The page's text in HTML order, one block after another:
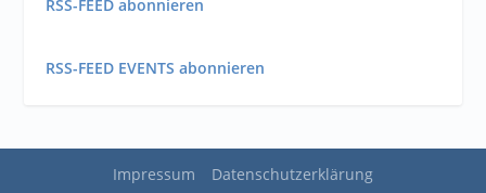
RSS-FEED abonnieren
RSS-FEED EVENTS abonnieren
Impressum Datenschutzerklärung